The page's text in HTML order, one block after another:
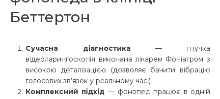
Беттертон
Сучасна діагностика— гнучка
відеоларингоскопія виконана лікарем Фоніатром з
високою деталізацією (дозволяє бачити вібрацію
голосових зв’язок у реальному часі)
Комплексний підхід— фонопед працює в одній